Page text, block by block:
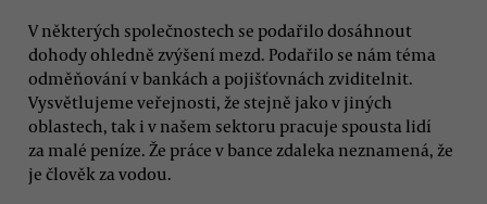
V některých společnostech se podařilo dosáhnout
dohody ohledně zvýšení mezd. Podařilo se nám téma
odměňování v bankách a pojišťovnách zviditelnit.
Vysvětlujeme veřejnosti, že stejně jako v jiných
oblastech, tak i v našem sektoru pracuje spousta lidí
za malé peníze. Že práce v bance zdaleka neznamená, že
je člověk za vodou.